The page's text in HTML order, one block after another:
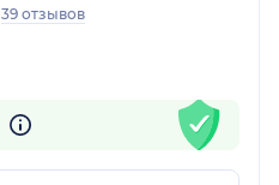
39 отзывов